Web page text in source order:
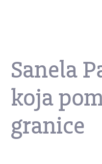
Sanela
koja
granice